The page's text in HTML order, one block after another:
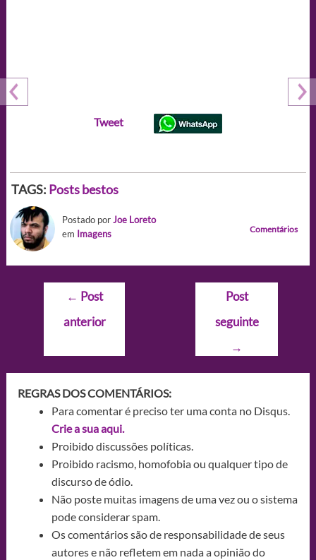
Tweet
TAGS: Posts bestos
Postado porJoe Loreto
em Imagens Comentários
Navegação
Post
← Post
anterior
Post
seguinte
→
REGRAS DOS COMENTÁRIOS:
Para comentar é preciso ter uma conta no Disqus.
Crie a sua aqui.
Proibido discussões políticas.
Proibido racismo, homofobia ou qualquer tipo de
discurso de ódio.
Não poste muitas imagens de uma vez ou o sistema
pode considerar spam.
Os comentários são de responsabilidade de seus
autores e não refletem em nada a opinião do